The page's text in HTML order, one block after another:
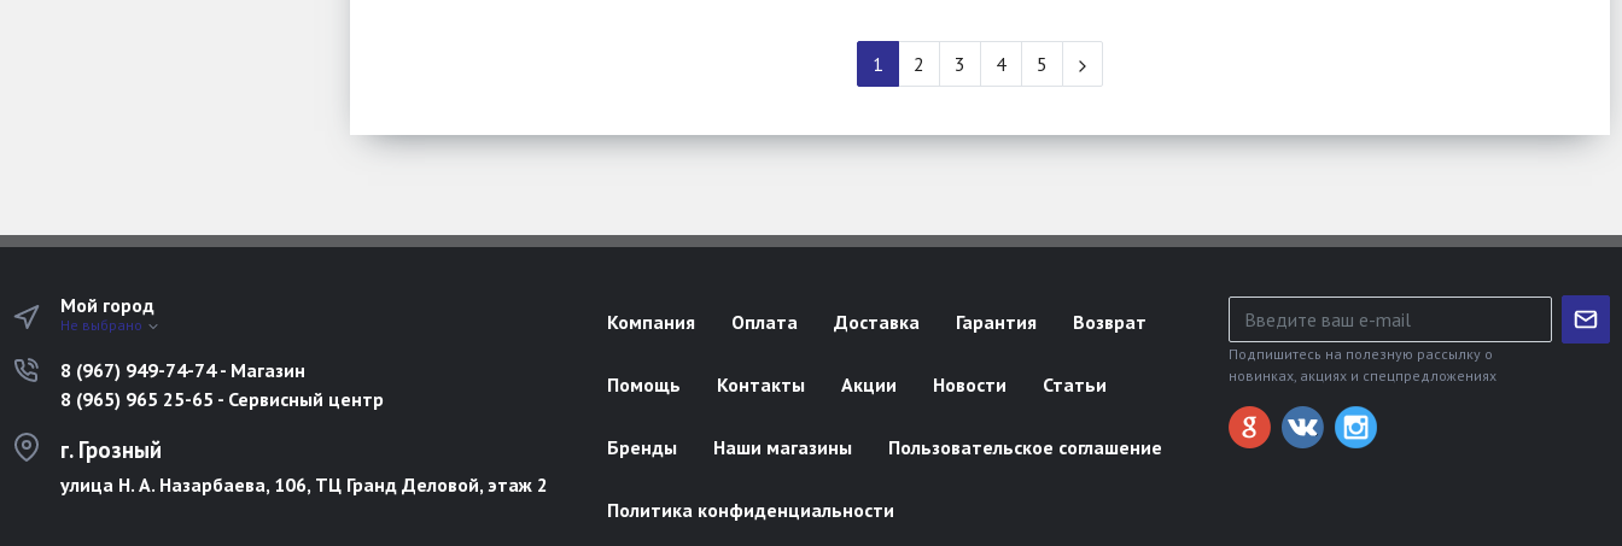
1 2 3 4 5
Мой город
Не выбрано
8 (967) 949-74-74 - Магазин
8 (965) 965 25-65 - Сервисный центр
г. Грозный
улица Н. А. Назарбаева, 106, ТЦ Гранд Деловой, этаж 2
Компания Оплата Доставка Гарантия Возврат
Помощь Контакты Акции Новости Статьи
Бренды Наши магазины Пользовательское соглашение
Политика конфиденциальности
Подпишитесь на полезную рассылку о
новинках, акциях и спецпредложениях